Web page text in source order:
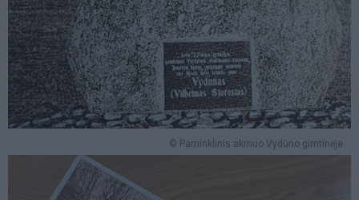
© Paminklinis akmuo Vydūno gimtinėje